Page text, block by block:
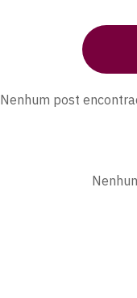
Nenhum post